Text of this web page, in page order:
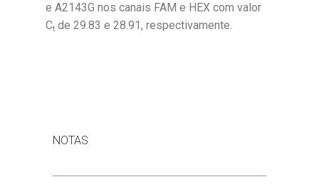
e A2143G nos canais FAM e HEX com valor
Ct de 29.83 e 28.91, respectivamente.
NOTAS